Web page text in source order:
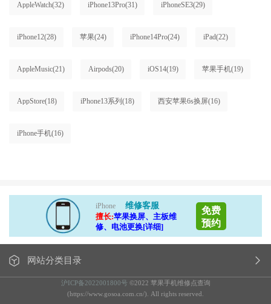
AppleWatch(32) iPhone13Pro(31) iPhoneSE3(29)
iPhone12(28) 苹果(24) iPhone14Pro(24) iPad(22)
AppleMusic(21) Airpods(20) iOS14(19) 苹果手机(19)
AppStore(18) iPhone13系列 (18) 西安苹果6s换屏(16)
iPhone手机(16)
iPhone
维修客服
擅长:苹果换屏、主板维
修、电池更换[详细]
免费
预约
网站分类目录
沪ICP备2022001800号 ©2022 苹果手机维修点查询
(https://www.gosoa.com.cn/). All rights reserved.